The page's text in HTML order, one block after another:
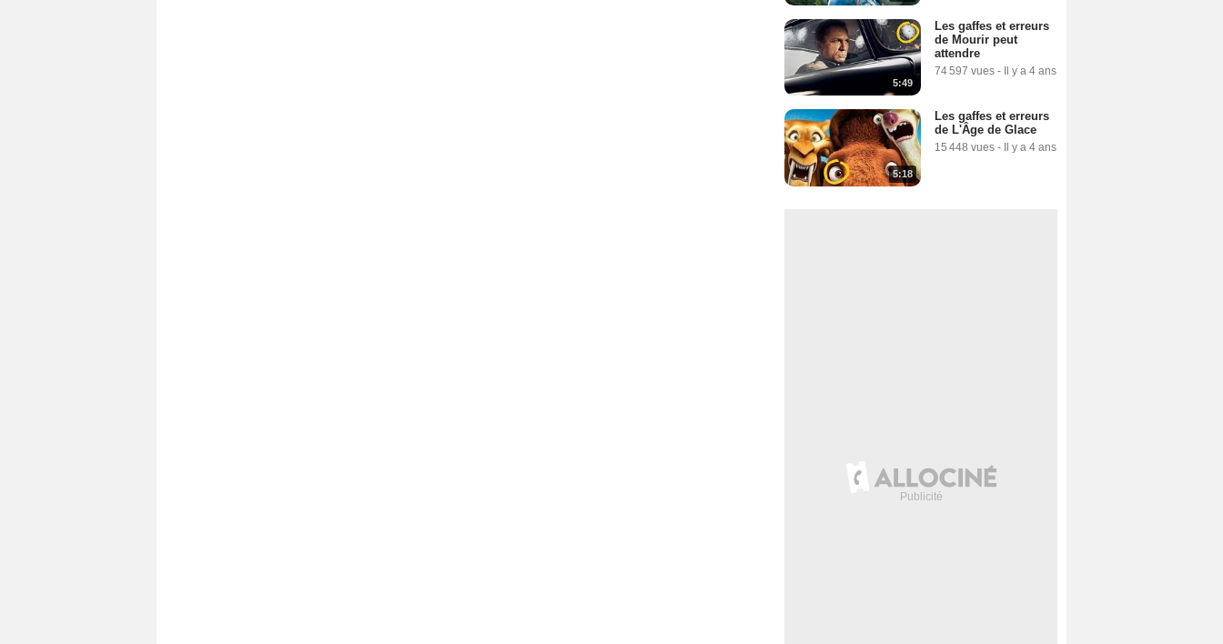
5:49
Les gaffes et erreurs
de Mourir peut
attendre
74 597 vues - Il y a 4 ans
5:18
Les gaffes et erreurs
de L'Âge de Glace
15 448 vues - Il y a 4 ans